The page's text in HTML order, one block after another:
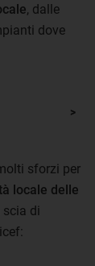
, dalle
dove
sforzi per
locale delle
scia di